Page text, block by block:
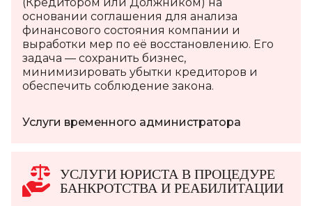
(Кредитором или Должником) на
основании соглашения для анализа
финансового состояния компании и
выработки мер по её восстановлению. Его
задача — сохранить бизнес,
минимизировать убытки кредиторов и
обеспечить соблюдение закона.
Услуги временного администратора
УСЛУГИ ЮРИСТА В ПРОЦЕДУРЕ
БАНКРОТСТВА И РЕАБИЛИТАЦИИ